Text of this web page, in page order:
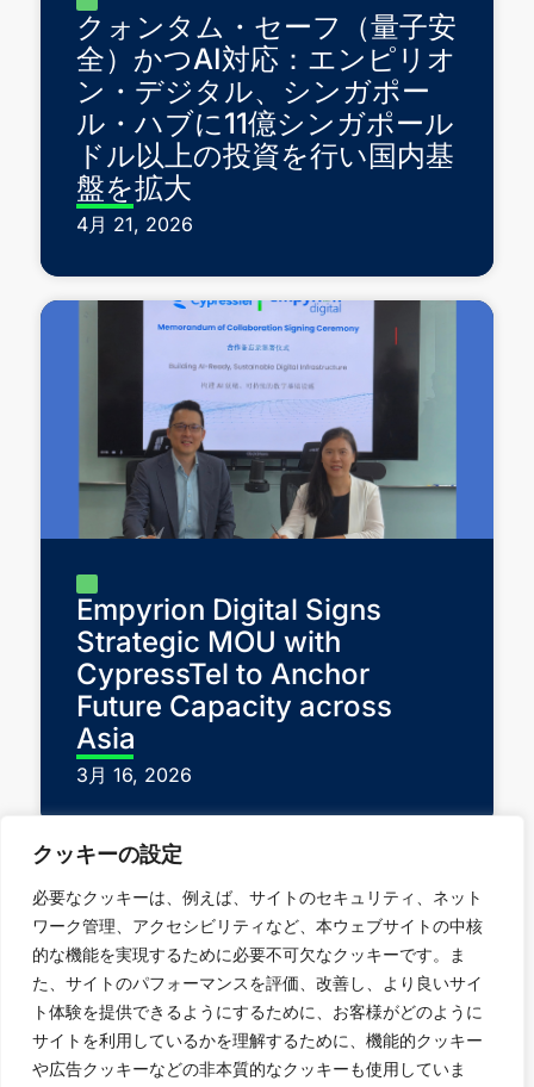
クッキーの設定
必要なクッキーは、例えば、サイトのセキュリティ、ネット
ワーク管理、アクセシビリティなど、本ウェブサイトの中核
的な機能を実現するために必要不可欠なクッキーです。ま
た、サイトのパフォーマンスを評価、改善し、より良いサイ
ト体験を提供できるようにするために、お客様がどのように
サイトを利用しているかを理解するために、機能的クッキー
や広告クッキーなどの非本質的なクッキーも使用していま
クォンタム・セーフ（量子安
全）かつAI対応：エンピリオ
ン・デジタル、シンガポー
ル・ハブに11億シンガポール
ドル以上の投資を行い国内基
盤を拡大
4月 21, 2026
Empyrion Digital Signs
Strategic MOU with
CypressTel to Anchor
Future Capacity across
Asia
3月 16, 2026
企業情報
データセンタ
ー
シンガポール
韓国
日本